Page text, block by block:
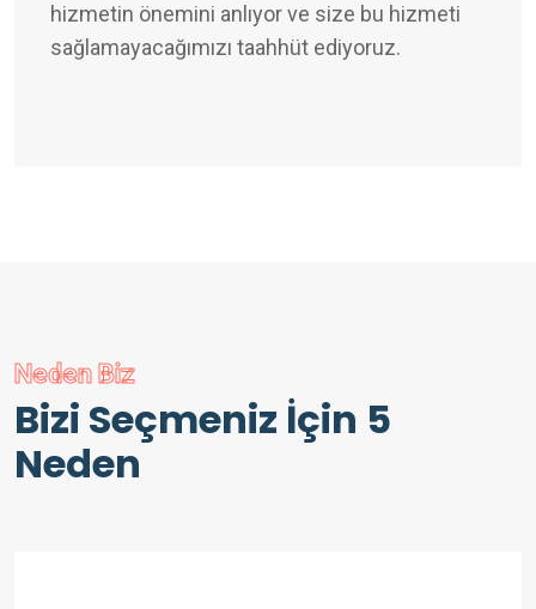
hizmetin önemini anlıyor ve size bu hizmeti
sağlamayacağımızı taahhüt ediyoruz.
Neden Biz
Bizi Seçmeniz İçin 5
Neden